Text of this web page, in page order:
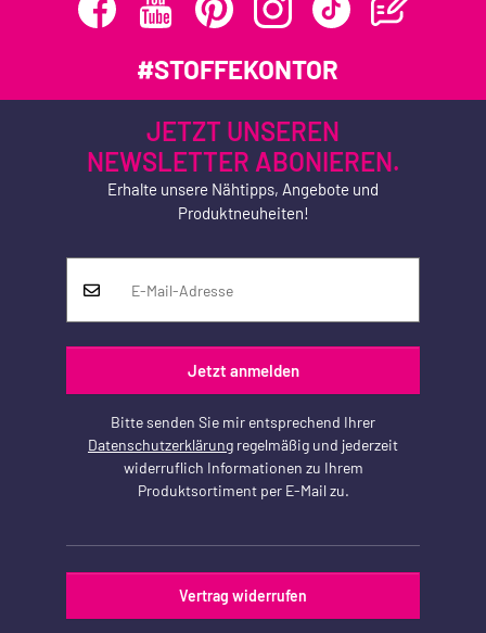
#STOFFEKONTOR
JETZT UNSEREN
NEWSLETTER ABONIEREN.
Erhalte unsere Nähtipps, Angebote und
Produktneuheiten!
Jetzt anmelden
Bitte senden Sie mir entsprechend Ihrer
Datenschutzerklärung regelmäßig und jederzeit
widerruflich Informationen zu Ihrem
Produktsortiment per E-Mail zu.
Vertrag widerrufen